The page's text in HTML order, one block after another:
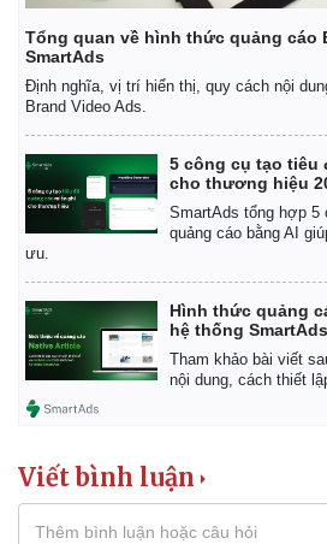
Tổng quan về hình thức quảng cáo
SmartAds
Định nghĩa, vị trí hiển thị, quy cách nội
Brand Video Ads.
5 công cụ tạo tiêu
cho thương hiệu
SmartAds tổng hợp 5
quảng cáo bằng AI
ưu.
Hình thức quảng
hệ thống SmartAds
Tham khảo bài viết
nội dung, cách thiết
Viết bình luận